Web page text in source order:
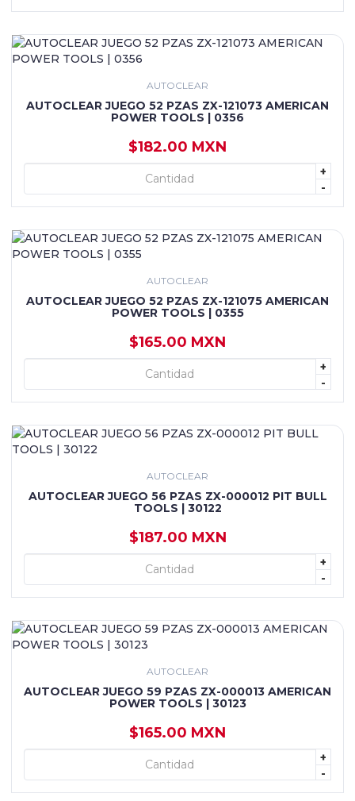
AUTOCLEAR
AUTOCLEAR JUEGO 52 PZAS ZX-121073 AMERICAN
POWER TOOLS | 0356
$182.00 MXN
+
-
+ AGREGAR
AUTOCLEAR
AUTOCLEAR JUEGO 52 PZAS ZX-121075 AMERICAN
POWER TOOLS | 0355
$165.00 MXN
+
-
+ AGREGAR
AUTOCLEAR
AUTOCLEAR JUEGO 56 PZAS ZX-000012 PIT BULL
TOOLS | 30122
$187.00 MXN
+
-
+ AGREGAR
AUTOCLEAR
AUTOCLEAR JUEGO 59 PZAS ZX-000013 AMERICAN
POWER TOOLS | 30123
$165.00 MXN
+
-
+ AGREGAR